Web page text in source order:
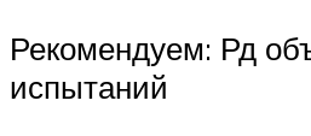
Рекомендуем: Рд
испытаний